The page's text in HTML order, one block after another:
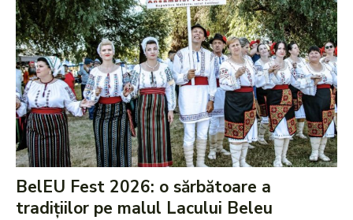
BelEU Fest 2026: o sărbătoare a
tradițiilor pe malul Lacului Beleu